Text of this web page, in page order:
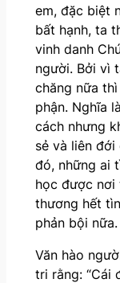
em, đặc biệt
bất hạnh, ta
vinh danh
người. Bởi vì
chăng nữa
phận. Nghĩa
cách nhưng
sẻ và liên đới
đó, những ai
học được nơi
thương hết
phản bội nữa.
Văn hào
tri rằng: “Cái